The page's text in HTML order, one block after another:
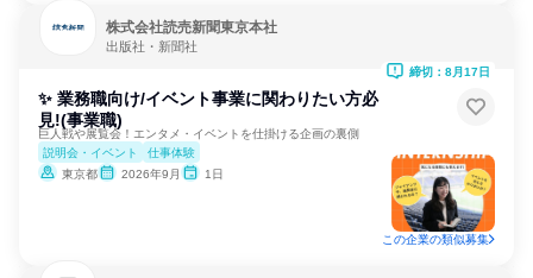
株式会社読売新聞東京本社
出版社・新聞社
✨ 業務職向け/イベント事業に関わりたい方必
見!(事業職)
巨人戦や展覧会！エンタメ・イベントを仕掛ける企画の裏側
説明会・イベント
仕事体験
東京都
2026年9月 1日
締切：8月17日
この企業の類似募集